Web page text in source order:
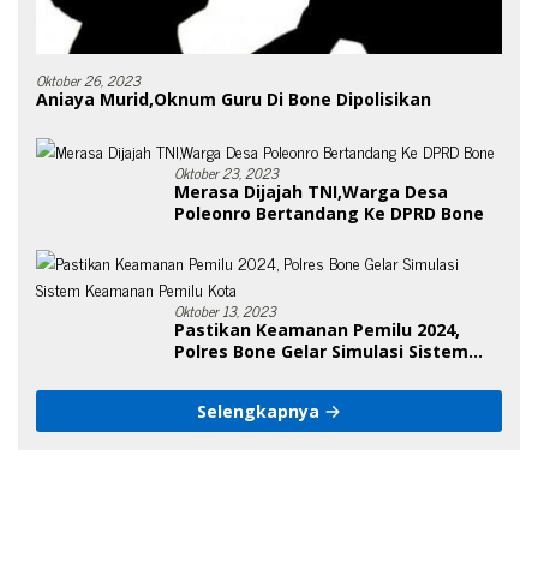
Oktober 26, 2023
Aniaya Murid,Oknum Guru Di Bone Dipolisikan
Oktober 23, 2023
Merasa Dijajah TNI,Warga Desa
Poleonro Bertandang Ke DPRD Bone
Oktober 13, 2023
Pastikan Keamanan Pemilu 2024,
Polres Bone Gelar Simulasi Sistem
Selengkapnya